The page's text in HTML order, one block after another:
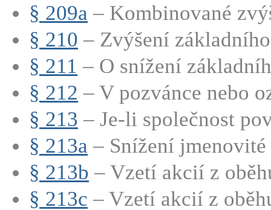
§ 209a – Kombinované
§ 210 – Zvýšení
§ 211 – O snížení
§ 212 – V pozvánce nebo
§ 213 – Je-li společnost
§ 213a – Snížení
§ 213b – Vzetí akcií z
§ 213c – Vzetí akcií z